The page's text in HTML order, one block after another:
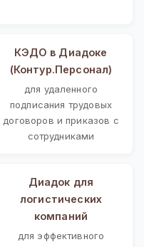
КЭДО в Диадоке
(Контур.Персонал)
для удаленного
подписания трудовых
договоров и приказов с
сотрудниками
Диадок для
логистических
компаний
для эффективного